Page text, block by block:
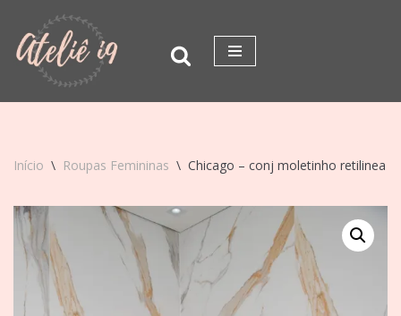
Pular
para
Início \ Roupas Femininas \ Chicago – conj moletinho retilinea